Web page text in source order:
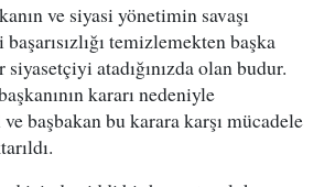
ve siyasi yönetimin savaşı
temizlemekten başka
atadığınızda olan budur.
kararı nedeniyle
başbakan bu karara karşı mücadele